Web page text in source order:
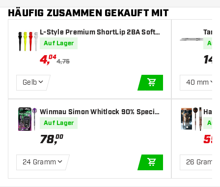
HÄUFIG ZUSAMMEN GEKAUFT MIT
L-Style Premium ShortLip 2BA Softd
art Spitzen
Auf Lager
4,04
4,75
Gelb
IN DEN
Winmau Simon Whitlock 90% Special
Edition - Dartpfeile
Auf Lager
78,00
24 Gramm
IN DEN
verAuf
14
40 mm
Auf
59
26 Gramm